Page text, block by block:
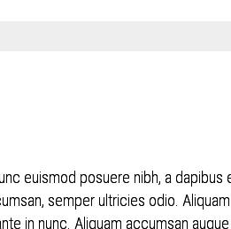
euismod posuere nibh, a dapibus
semper ultricies odio. Aliquam
in nunc. Aliquam accumsan augue